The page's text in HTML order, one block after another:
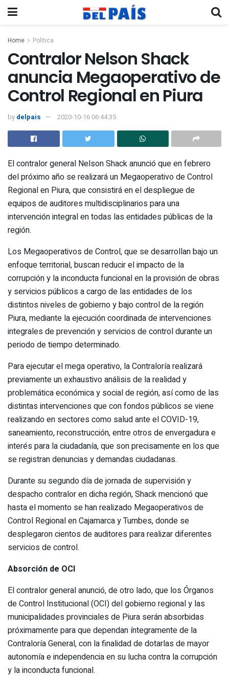
Home Politica
Contralor Nelson Shack
anuncia Megaoperativo de
Control Regional en Piura
by delpais 2020-10-16 06:44:35
El contralor general Nelson Shack anunció que en febrero
del próximo año se realizará un Megaoperativo de Control
Regional en Piura, que consistirá en el despliegue de
equipos de auditores multidisciplinarios para una
intervención integral en todas las entidades públicas de la
región.
Los Megaoperativos de Control, que se desarrollan bajo un
enfoque territorial, buscan reducir el impacto de la
corrupción y la inconducta funcional en la provisión de obras
y servicios públicos a cargo de las entidades de los
distintos niveles de gobierno y bajo control de la región
Piura, mediante la ejecución coordinada de intervenciones
integrales de prevención y servicios de control durante un
periodo de tiempo determinado.
Para ejecutar el mega operativo, la Contraloría realizará
previamente un exhaustivo análisis de la realidad y
problemática económica y social de región, así como de las
distintas intervenciones que con fondos públicos se viene
realizando en sectores como salud ante el COVID-19,
saneamiento, reconstrucción, entre otros de envergadura e
interés para la ciudadanía, que son precisamente en los que
se registran denuncias y demandas ciudadanas.
Durante su segundo día de jornada de supervisión y
despacho contralor en dicha región, Shack mencionó que
hasta el momento se han realizado Megaoperativos de
Control Regional en Cajamarca y Tumbes, donde se
desplegaron cientos de auditores para realizar diferentes
servicios de control.
Absorción de OCI
El contralor general anunció, de otro lado, que los Órganos
de Control Institucional (OCI) del gobierno regional y las
municipalidades provinciales de Piura serán absorbidas
próximamente para que dependan íntegramente de la
Contraloría General, con la finalidad de dotarlas de mayor
autonomía e independencia en su lucha contra la corrupción
y la inconducta funcional.